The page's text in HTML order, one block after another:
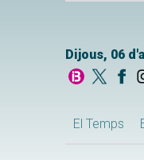
Dijous, 06
El Temps